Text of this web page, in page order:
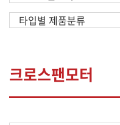
크로스팬모터